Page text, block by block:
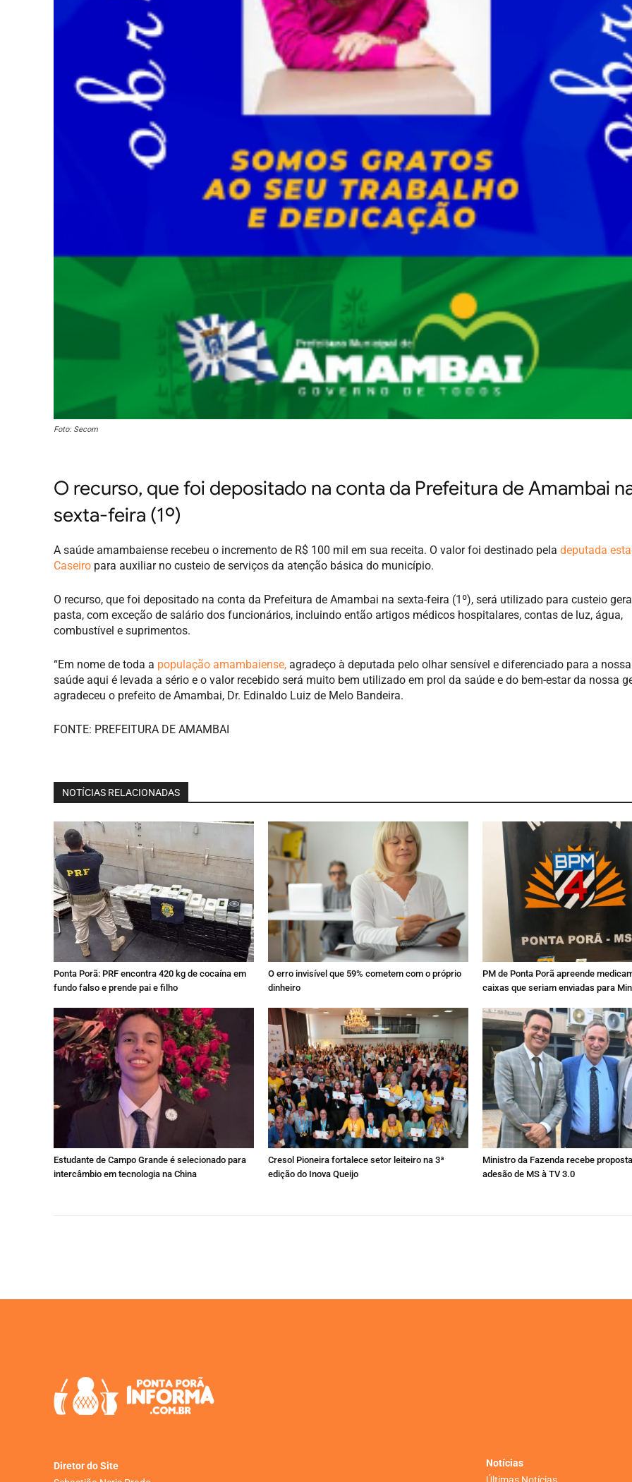
Foto: Secom
O recurso, que foi depositado na conta da Prefeitura de Amambai
sexta-feira (1º)
A saúde amambaiense recebeu o incremento de R$ 100 mil em sua receita. O valor foi destinado pela deputada
Caseiro para auxiliar no custeio de serviços da atenção básica do município.
O recurso, que foi depositado na conta da Prefeitura de Amambai na sexta-feira (1º), será utilizado para custeio
pasta, com exceção de salário dos funcionários, incluindo então artigos médicos hospitalares, contas de luz, água,
combustível e suprimentos.
“Em nome de toda a população amambaiense, agradeço à deputada pelo olhar sensível e diferenciado para a
saúde aqui é levada a sério e o valor recebido será muito bem utilizado em prol da saúde e do bem-estar da nossa
agradeceu o prefeito de Amambai, Dr. Edinaldo Luiz de Melo Bandeira.
FONTE: PREFEITURA DE AMAMBAI
NOTÍCIAS RELACIONADAS
Ponta Porã: PRF encontra 420 kg de cocaína em
fundo falso e prende pai e filho
O erro invisível que 59% cometem com o próprio
dinheiro
PM de Ponta Porã apreende
caixas que seriam enviadas para
Estudante de Campo Grande é selecionado para
intercâmbio em tecnologia na China
Cresol Pioneira fortalece setor leiteiro na 3ª
edição do Inova Queijo
Ministro da Fazenda recebe
adesão de MS à TV 3.0
Diretor do Site
Notícias
Últimas Notícias